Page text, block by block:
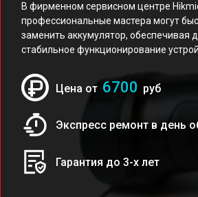
В фирменном сервисном центре
профессиональные мастера могут
заменить аккумулятор, обеспечивая
стабильное функционирование
Цена от 6700 руб
Экспресс ремонт в день
Гарантия до 3-х лет